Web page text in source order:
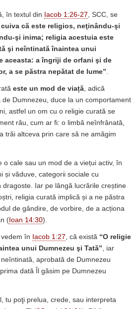
în textul din Iacob 1:26-27 , SCC, se
cuiva că este religios, neţinându-şi
şi inima; religia acestuia este
şi neîntinată înaintea unui
aceasta: a îngriji de orfani şi de
a se păstra nepătat de lume”
este un mod de viață, adică
Dumnezeu, duce la un comportament
astfel un om cu o religie curată se
rău, cum ar fi: o limbă neînfrânată,
trăi altceva prin care să ne amăgim
o cale sau un mod de a viețui activ, în
și văduve, categorii sociale cu
dragoste. Iar pe lângă lucrările creștine
religia curată implică și a ne păstra
de gândire, de vorbire, de a acționa
(Ioan 14:30).
în Iacob 1:27, că există “O religie
unui Dumnezeu şi Tată”, iar
aprobată de Dumnezeu
dată Îl găsim pe Dumnezeu
tu poţi prelua, crede, sau interpreta